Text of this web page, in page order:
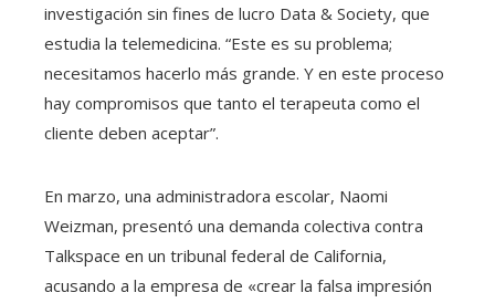
investigación sin fines de lucro Data & Society, que
estudia la telemedicina. “Este es su problema;
necesitamos hacerlo más grande. Y en este proceso
hay compromisos que tanto el terapeuta como el
cliente deben aceptar”.
En marzo, una administradora escolar, Naomi
Weizman, presentó una demanda colectiva contra
Talkspace en un tribunal federal de California,
acusando a la empresa de «crear la falsa impresión